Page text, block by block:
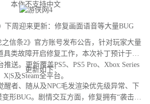
本作不支持中文
周迎来更新：修复画面语音等大量BUG
条2》官方账号发布公告，针对玩家大量
具类故障开启修复工作，本次补丁预计于下
送。更新覆盖PS5、PS5 Pro、Xbox Series
X|S及Steam全平台。
更新如下：
者、随从及NPC毛发渲染优先级异常、下
形BUG。剧情交互方面，修复拥有“袭击对